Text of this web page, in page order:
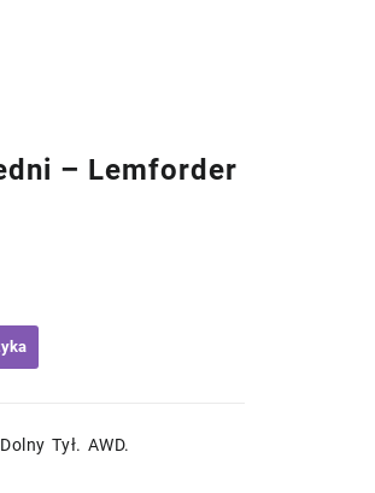
– Lemforder
Tył. AWD.